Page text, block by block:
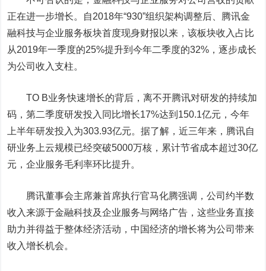
正在进一步增长。自2018年“930”组织架构调整后、腾讯金
融科技与企业服务板块首度现身财报以来，该板块收入占比
从2019年一季度的25%提升到今年二季度的32%，逐步成长
为公司收入支柱。
TO B业务快速增长的背后，离不开腾讯对研发的持续加
码，第二季度研发投入同比增长17%达到150.1亿元，今年
上半年研发投入为303.93亿元。据了解，近三年来，腾讯自
研业务上云规模已经突破5000万核，累计节省成本超过30亿
元，企业服务毛利率环比提升。
腾讯董事会主席兼首席执行官马化腾强调，公司约半数
收入来源于金融科技及企业服务与网络广告，这些业务直接
助力并得益于整体经济活动，中国经济的增长将为公司带来
收入增长机会。